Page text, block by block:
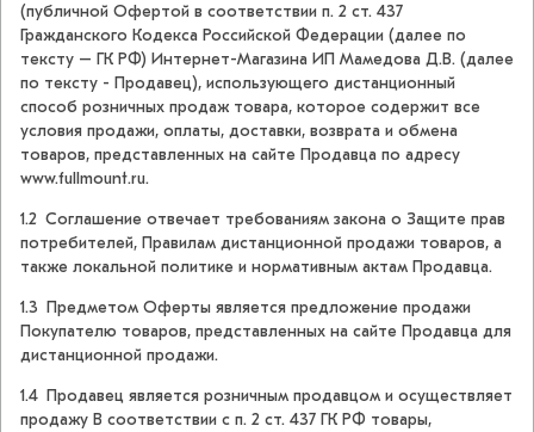
(публичной Офертой в соответствии п. 2 ст. 437
Гражданского Кодекса Российской Федерации (далее по
тексту – ГК РФ) Интернет-Магазина ИП Мамедова Д.В. (далее
по тексту - Продавец), использующего дистанционный
способ розничных продаж товара, которое содержит все
условия продажи, оплаты, доставки, возврата и обмена
товаров, представленных на сайте Продавца по адресу
www.fullmount.ru.
1.2 Соглашение отвечает требованиям закона о Защите прав
потребителей, Правилам дистанционной продажи товаров, а
также локальной политике и нормативным актам Продавца.
1.3 Предметом Оферты является предложение продажи
Покупателю товаров, представленных на сайте Продавца для
дистанционной продажи.
1.4 Продавец является розничным продавцом и осуществляет
продажу В соответствии с п. 2 ст. 437 ГК РФ товары,